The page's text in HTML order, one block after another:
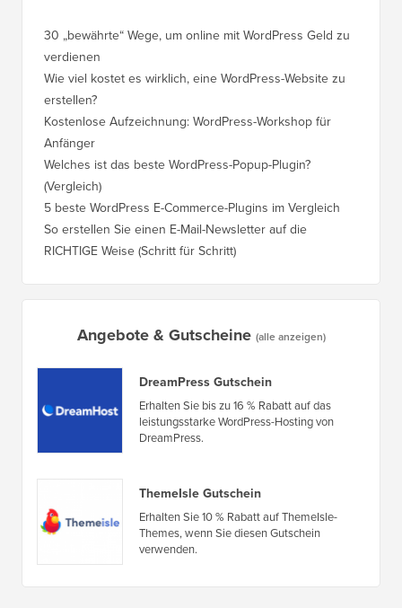
30 „bewährte“ Wege, um online mit WordPress Geld zu
verdienen
Wie viel kostet es wirklich, eine WordPress-Website zu
erstellen?
Kostenlose Aufzeichnung: WordPress-Workshop für
Anfänger
Welches ist das beste WordPress-Popup-Plugin?
(Vergleich)
5 beste WordPress E-Commerce-Plugins im Vergleich
So erstellen Sie einen E-Mail-Newsletter auf die
RICHTIGE Weise (Schritt für Schritt)
Angebote & Gutscheine (alle anzeigen)
DreamPress Gutschein
Erhalten Sie bis zu 16 % Rabatt auf das
leistungsstarke WordPress-Hosting von
DreamPress.
ThemeIsle Gutschein
Erhalten Sie 10 % Rabatt auf ThemeIsle-
Themes, wenn Sie diesen Gutschein
verwenden.